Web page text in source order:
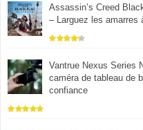
Assassin’s Creed
– Larguez les amarres
Vantrue Nexus Series
caméra de tableau de
confiance